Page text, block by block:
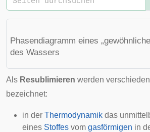
Phasendiagramm eines
des Wassers
Als Resublimieren werden
bezeichnet:
in der Thermodynamik das
eines Stoffes vom gasförmigen in